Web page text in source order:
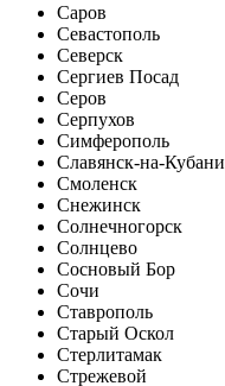
Саров
Севастополь
Северск
Сергиев Посад
Серов
Серпухов
Симферополь
Славянск-на-Кубани
Смоленск
Снежинск
Солнечногорск
Солнцево
Сосновый Бор
Сочи
Ставрополь
Старый Оскол
Стерлитамак
Стрежевой